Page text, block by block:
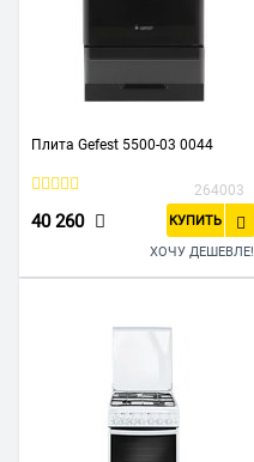
Плита Gefest 5500-03 0044
264003
40 260 КУПИТЬ
ХОЧУ ДЕШЕВЛЕ!